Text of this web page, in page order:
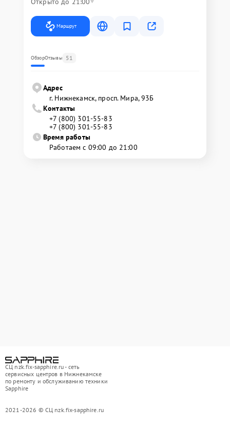
Маршрут
ОбзорОтзывы 51
Адрес
г. Нижнекамск, просп. Мира, 93Б
Контакты
+7 (800) 301-55-83
+7 (800) 301-55-83
Время работы
Работаем с 09:00 до 21:00
СЦ nzk.fix-sapphire.ru - сеть
сервисных центров в Нижнекамске
по ремонту и обслуживанию техники
Sapphire
2021-2026 © СЦ nzk.fix-sapphire.ru